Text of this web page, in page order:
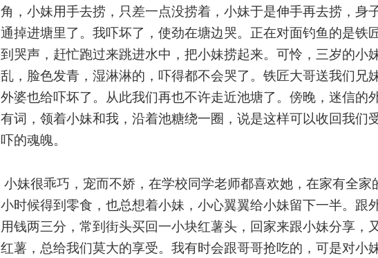
角，小妹用手去捞，只差一点没捞着，小妹于是伸手再去捞，身
通掉进塘里了。我吓坏了，使劲在塘边哭。正在对面钓鱼的是铁
到哭声，赶忙跑过来跳进水中，把小妹捞起来。可怜，三岁的小
乱，脸色发青，湿淋淋的，吓得都不会哭了。铁匠大哥送我们兄
外婆也给吓坏了。从此我们再也不许走近池塘了。傍晚，迷信的
有词，领着小妹和我，沿着池糖绕一圈，说是这样可以收回我们
吓的魂魄。
小妹很乖巧，宠而不娇，在学校同学老师都喜欢她，在家有全家
小时候得到零食，也总想着小妹，小心翼翼给小妹留下一半。跟
用钱两三分，常到街头买回一小块红薯头，回家来跟小妹分享，
红薯，总给我们莫大的享受。我有时会跟哥哥抢吃的，可是对小